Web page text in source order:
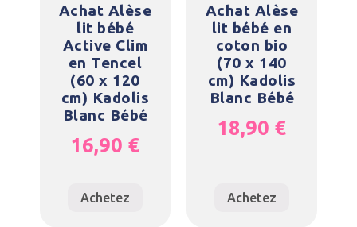
Achat Alèse
lit bébé
Active Clim
en Tencel
(60 x 120
cm) Kadolis
Blanc Bébé
16,90 €
Achetez
Achat Alèse
lit bébé en
coton bio
(70 x 140
cm) Kadolis
Blanc Bébé
18,90 €
Achetez